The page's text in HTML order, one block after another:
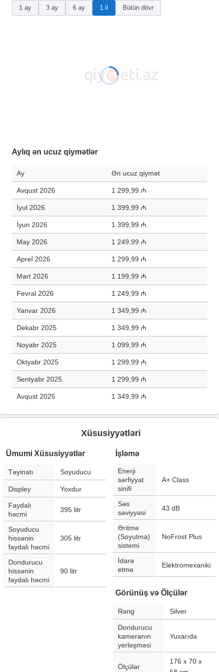
1 ay 3 ay 6 ay 1 il Bütün dövr
Aylıq ən ucuz qiymətlər
Ay Ən ucuz qiymət
Avqust 2026 1 299,99 ₼
İyul 2026 1 399,99 ₼
İyun 2026 1 399,99 ₼
May 2026 1 249,99 ₼
Aprel 2026 1 299,99 ₼
Mart 2026 1 199,99 ₼
Fevral 2026 1 249,99 ₼
Yanvar 2026 1 349,99 ₼
Dekabr 2025 1 349,99 ₼
Noyabr 2025 1 099,99 ₼
Oktyabr 2025 1 299,99 ₼
Sentyabr 2025 1 299,99 ₼
Avqust 2025 1 349,99 ₼
Xüsusiyyətləri
Ümumi Xüsusiyyətlər
Təyinatı Soyuducu
Displey Yoxdur
Faydalı
həcmi
395 litr
Soyuducu
hissənin
faydalı həcmi
305 litr
Dondurucu
hissənin
faydalı həcmi
90 litr
İşləmə
Enerji
sərfiyyat
sinifi
A+ Class
Səs
səviyyəsi
43 dB
Əritmə
(Soyutma)
sistemi
NoFrost Plus
İdarə
etmə
Elektromexaniki
Görünüş və Ölçülər
Rəng Silver
Dondurucu
kameranın
yerləşməsi
Yuxarıda
Ölçülər
176 x 70 x